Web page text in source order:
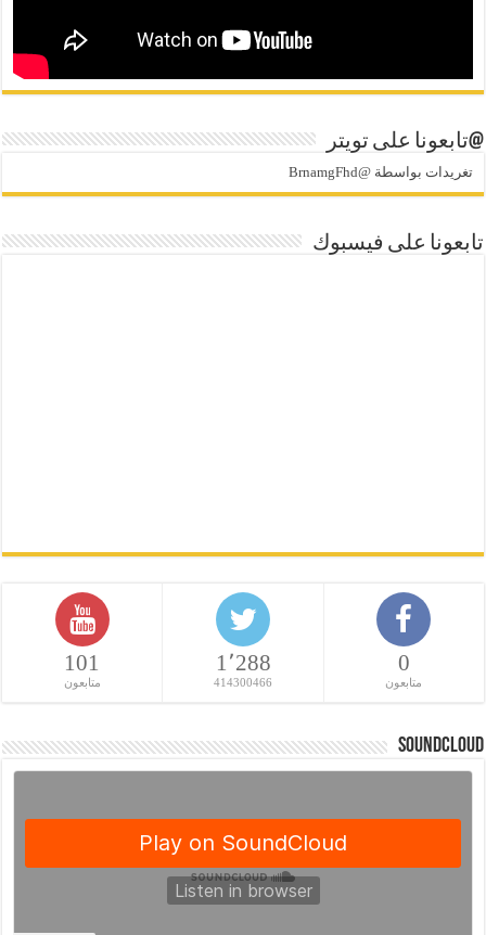
@تابعونا على تويتر
تغريدات بواسطة @BrnamgFhd
تابعونا على فيسبوك
0
متابعون
1٬288
414300466
101
متابعون
SoundCloud